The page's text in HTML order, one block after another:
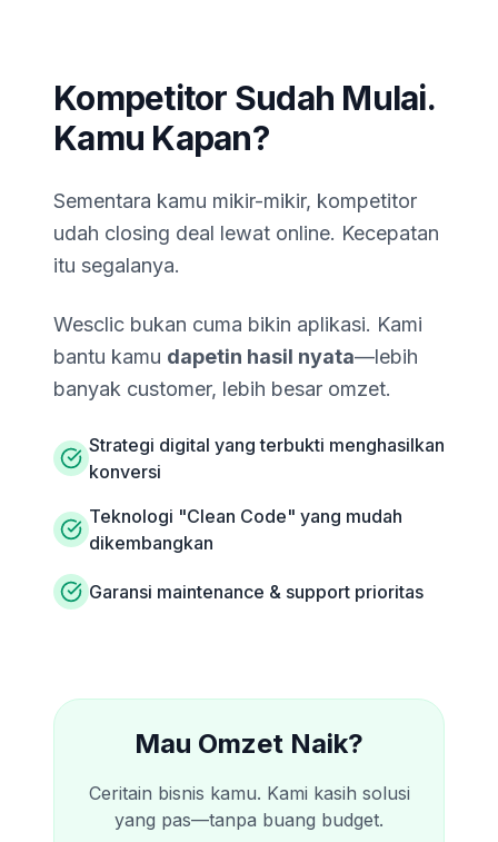
Kompetitor Sudah Mulai.
Kamu Kapan?
Sementara kamu mikir-mikir, kompetitor
udah closing deal lewat online. Kecepatan
itu segalanya.
Wesclic bukan cuma bikin aplikasi. Kami
bantu kamu dapetin hasil nyata—lebih
banyak customer, lebih besar omzet.
Strategi digital yang terbukti menghasilkan
konversi
Teknologi "Clean Code" yang mudah
dikembangkan
Garansi maintenance & support prioritas
Mau Omzet Naik?
Ceritain bisnis kamu. Kami kasih solusi
yang pas—tanpa buang budget.